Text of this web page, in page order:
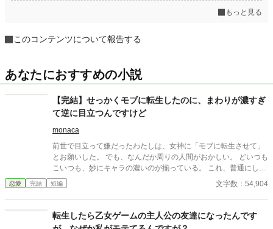
もっと見る
このコンテンツについて報告する
あなたにおすすめの小説
【完結】せっかくモブに転生したのに、まわりが濃すぎ
て逆に目立つんですけど
monaca
前世で目立って嫌だったわたしは、女神に「モブに転生させて」
とお願いした。 でも、なんだか周りの人間がおかしい。 どいつも
こいつも、妙にキャラの濃いのが揃っている。 これ、普通にして
いるわたしのほうが、逆に目立ってるんじゃない？
恋愛 完結 短編 文字数：54,904
転生したら乙女ゲームの主人公の友達になったんです